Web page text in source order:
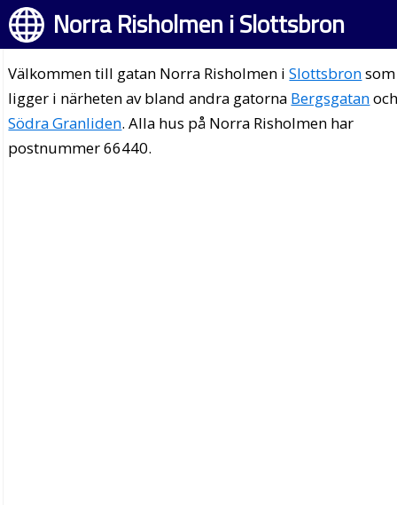
Norra Risholmen i Slottsbron
Välkommen till gatan Norra Risholmen iSlottsbronsom
ligger i närheten av bland andra gatorna Bergsgatan
Södra Granliden. Alla hus på Norra Risholmen har
postnummer 66440.